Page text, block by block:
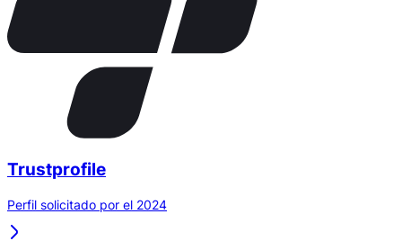
Trustprofile
Perfil solicitado por el 2024